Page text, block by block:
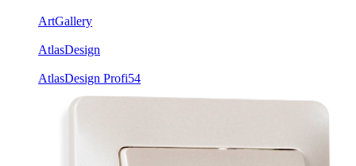
ArtGallery
AtlasDesign
AtlasDesign Profi54